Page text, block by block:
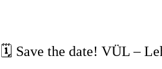
🗓️ Save the date! VÜL –